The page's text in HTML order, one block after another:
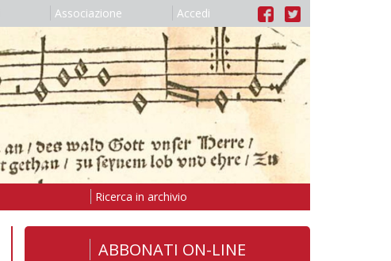
Associazione Accedi
Ricerca in archivio
ABBONATI ON-LINE